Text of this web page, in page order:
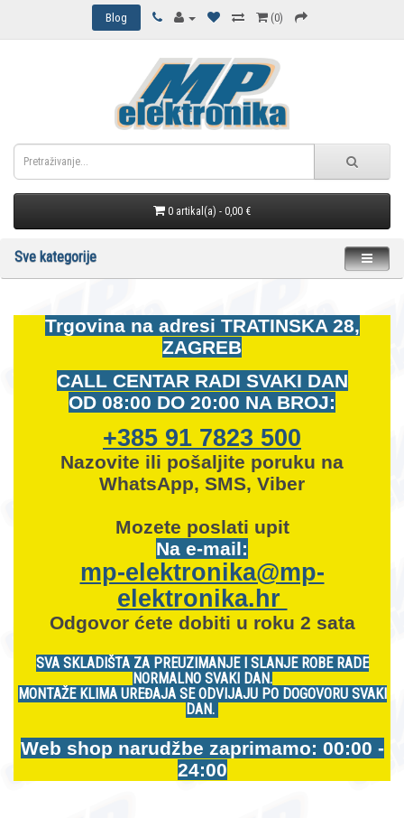
Blog (0)
0 artikal(a) - 0,00 €
Sve kategorije
Trgovina na adresi TRATINSKA 28,
ZAGREB
CALL CENTAR RADI SVAKI DAN
OD 08:00 DO 20:00 NA BROJ:
+385 91 7823 500
Nazovite ili pošaljite poruku na
WhatsApp, SMS, Viber
Mozete poslati upit
Na e-mail:
mp-elektronika@mp-
elektronika.hr
Odgovor ćete dobiti u roku 2 sata
SVA SKLADIŠTA ZA PREUZIMANJE I SLANJE ROBE RADE
NORMALNO SVAKI DAN.
MONTAŽE KLIMA UREĐAJA SE ODVIJAJU PO DOGOVORU SVAKI
DAN.
Web shop narudžbe zaprimamo: 00:00 -
24:00